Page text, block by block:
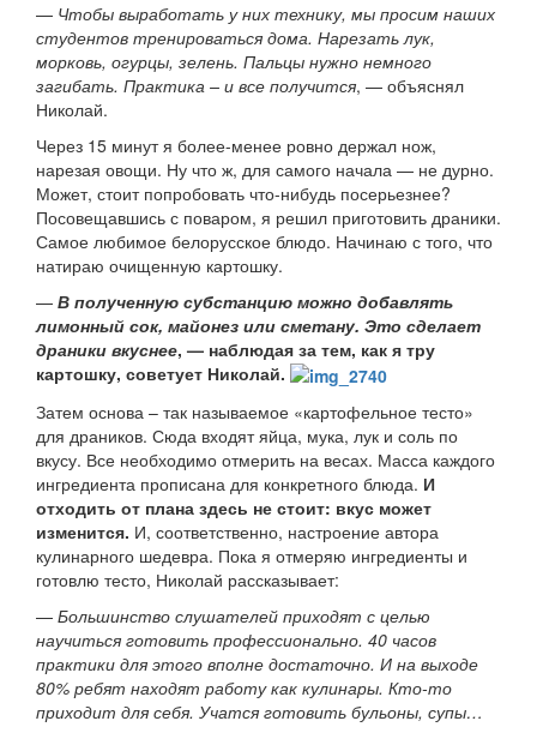
— Чтобы выработать у них технику, мы просим наших
студентов тренироваться дома. Нарезать лук,
морковь, огурцы, зелень. Пальцы нужно немного
загибать. Практика – и все получится, — объяснял
Николай.
Через 15 минут я более-менее ровно держал нож,
нарезая овощи. Ну что ж, для самого начала — не дурно.
Может, стоит попробовать что-нибудь посерьезнее?
Посовещавшись с поваром, я решил приготовить драники.
Самое любимое белорусское блюдо. Начинаю с того, что
натираю очищенную картошку.
— В полученную субстанцию можно добавлять
лимонный сок, майонез или сметану. Это сделает
драники вкуснее, — наблюдая за тем, как я тру
картошку, советует Николай.
Затем основа – так называемое «картофельное тесто»
для драников. Сюда входят яйца, мука, лук и соль по
вкусу. Все необходимо отмерить на весах. Масса каждого
ингредиента прописана для конкретного блюда. И
отходить от плана здесь не стоит: вкус может
изменится. И, соответственно, настроение автора
кулинарного шедевра. Пока я отмеряю ингредиенты и
готовлю тесто, Николай рассказывает:
— Большинство слушателей приходят с целью
научиться готовить профессионально. 40 часов
практики для этого вполне достаточно. И на выходе
80% ребят находят работу как кулинары. Кто-то
приходит для себя. Учатся готовить бульоны, супы…